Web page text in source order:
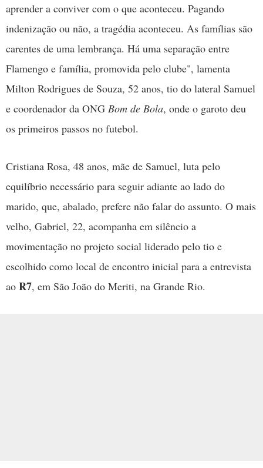
aprender a conviver com o que aconteceu. Pagando
indenização ou não, a tragédia aconteceu. As famílias são
carentes de uma lembrança. Há uma separação entre
Flamengo e família, promovida pelo clube", lamenta
Milton Rodrigues de Souza, 52 anos, tio do lateral Samuel
e coordenador da ONG Bom de Bola, onde o garoto deu
os primeiros passos no futebol.
Cristiana Rosa, 48 anos, mãe de Samuel, luta pelo
equilíbrio necessário para seguir adiante ao lado do
marido, que, abalado, prefere não falar do assunto. O mais
velho, Gabriel, 22, acompanha em silêncio a
movimentação no projeto social liderado pelo tio e
escolhido como local de encontro inicial para a entrevista
ao R7, em São João do Meriti, na Grande Rio.